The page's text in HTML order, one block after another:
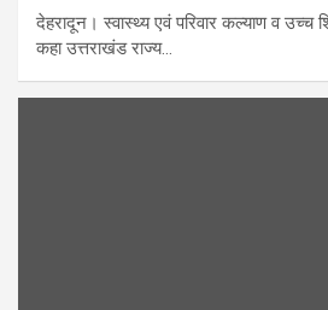
देहरादून। स्वास्थ्य एवं परिवार कल्याण व उच्च
कहा उत्तराखंड राज्य…